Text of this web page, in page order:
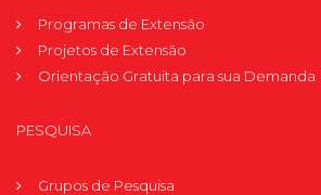
Programas de Extensão
Projetos de Extensão
Orientação Gratuita para sua Demanda
PESQUISA
Grupos de Pesquisa